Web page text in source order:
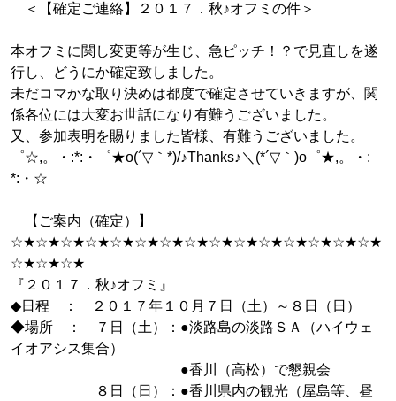
＜【確定ご連絡】２０１７．秋♪オフミの件＞
本オフミに関し変更等が生じ、急ピッチ！？で見直しを遂
行し、どうにか確定致しました。
未だコマかな取り決めは都度で確定させていきますが、関
係各位には大変お世話になり有難うございました。
又、参加表明を賜りました皆様、有難うございました。
゜☆,。・:*:・゜★o(´▽｀*)/♪Thanks♪＼(*´▽｀)o゜★,。・:
*:・☆
【ご案内（確定）】
☆★☆★☆★☆★☆★☆★☆★☆★☆★☆★☆★☆★☆★☆★☆★
☆★☆★☆★
『２０１７．秋♪オフミ』
◆日程 ： ２０１７年１０月７日（土）～８日（日）
◆場所 ： ７日（土）：●淡路島の淡路ＳＡ（ハイウェ
イオアシス集合）
●香川（高松）で懇親会
８日（日）：●香川県内の観光（屋島等、昼